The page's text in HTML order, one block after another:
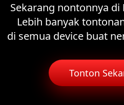
Sekarang nontonnya di
Lebih banyak
di semua device buat
Tonton